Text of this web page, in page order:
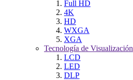
Full HD
4K
HD
WXGA
XGA
Tecnología de Visualización
LCD
LED
DLP